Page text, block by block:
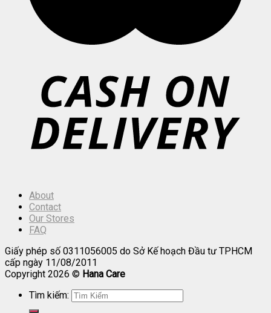
About
Contact
Our Stores
FAQ
Giấy phép số 0311056005 do Sở Kế hoạch Đầu tư TPHCM
cấp ngày 11/08/2011
Copyright 2026 © Hana Care
Tìm kiếm: